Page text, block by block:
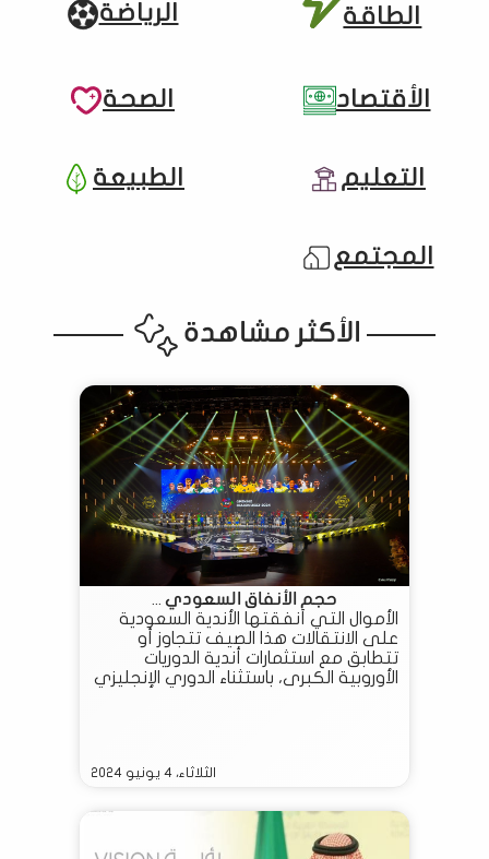
الطاقة الرياضة
الأقتصاد الصحة
التعليم الطبيعة
المجتمع
الأكثر مشاهدة
حجم الأنفاق السعودي ...
الأموال التي أنفقتها الأندية السعودية
على الانتقالات هذا الصيف تتجاوز أو
تتطابق مع استثمارات أندية الدوريات
الأوروبية الكبرى، باستثناء الدوري الإنجليزي
الثلاثاء، ٤ يونيو ٢٠٢٤